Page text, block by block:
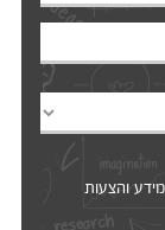
והצעות